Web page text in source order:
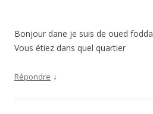
Bonjour dane je suis de oued fodda
Vous étiez dans quel quartier
Répondre ↓